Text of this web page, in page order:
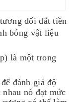
đối đắt tiền
bóng vật liệu
là một trong
đánh giá độ
nó đạt mức